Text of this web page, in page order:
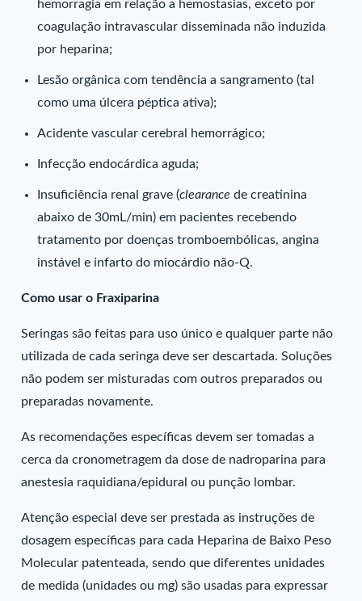
hemorragia em relação a hemostasias, exceto por
coagulação intravascular disseminada não induzida
por heparina;
Lesão orgânica com tendência a sangramento (tal
como uma úlcera péptica ativa);
Acidente vascular cerebral hemorrágico;
Infecção endocárdica aguda;
Insuficiência renal grave (clearance de creatinina
abaixo de 30mL/min) em pacientes recebendo
tratamento por doenças tromboembólicas, angina
instável e infarto do miocárdio não-Q.
Como usar o Fraxiparina
Seringas são feitas para uso único e qualquer parte não
utilizada de cada seringa deve ser descartada. Soluções
não podem ser misturadas com outros preparados ou
preparadas novamente.
As recomendações específicas devem ser tomadas a
cerca da cronometragem da dose de nadroparina para
anestesia raquidiana/epidural ou punção lombar.
Atenção especial deve ser prestada as instruções de
dosagem específicas para cada Heparina de Baixo Peso
Molecular patenteada, sendo que diferentes unidades
de medida (unidades ou mg) são usadas para expressar